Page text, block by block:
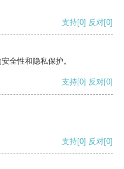
支持[0] 反对[0]
全性和隐私保护。
支持[0] 反对[0]
支持[0] 反对[0]